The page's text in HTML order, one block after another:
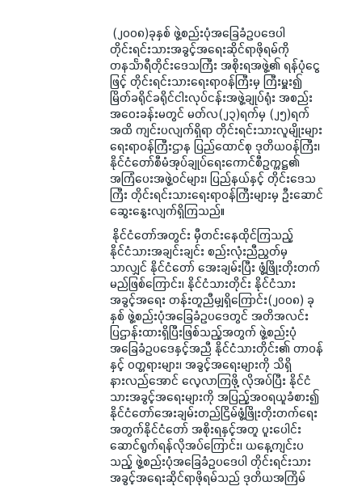
(၂၀၀၈)ခုနှစ် ဖွဲ့စည်းပုံအခြေခံဥပဒေပါ
တိုင်းရင်းသားအခွင့်အရေးဆိုင်ရာဖိုရမ်ကို
တနင်္သာရီတိုင်းဒေသကြီး အစိုးရအဖွဲ့၏ ရန်ပုံငွေ
ဖြင့် တိုင်းရင်းသားရေးရာဝန်ကြီးမှ ကြီးမှူး၍
မြိတ်ခရိုင်ခရိုင်ငါးလုပ်ငန်းအဖွဲ့ချုပ်ရုံး အစည်း
အဝေးခန်းမတွင် မတ်လ(၂၃)ရက်မှ (၂၅)ရက်
အထိ ကျင်းပလျက်ရှိရာ တိုင်းရင်းသားလူမျိုးများ
ရေးရာဝန်ကြီးဌာန ပြည်ထောင်စု ဒုတိယဝန်ကြီး၊
နိုင်ငံတော်စီမံအုပ်ချုပ်ရေးကောင်စီဥက္ကဋ္ဌ၏
အကြံပေးအဖွဲ့ဝင်များ၊ ပြည်နယ်နှင့် တိုင်းဒေသ
ကြီး တိုင်းရင်းသားရေးရာဝန်ကြီးများမှ ဦးဆောင်
ဆွေးနွေးလျက်ရှိကြသည်။
နိုင်ငံတော်အတွင်း မှီတင်းနေထိုင်ကြသည့်
နိုင်ငံသားအချင်းချင်း စည်းလုံးညီညွတ်မှ
သာလျှင် နိုင်ငံတော် အေးချမ်းပြီး ဖွံ့ဖြိုးတိုးတက်
မည်ဖြစ်ကြောင်း၊ နိုင်ငံသားတိုင်း နိုင်ငံသား
အခွင့်အရေး တန်းတူညီမျှရှိကြောင်း(၂၀၀၈) ခု
နှစ် ဖွဲ့စည်းပုံအခြေခံဥပဒေတွင် အတိအလင်း
ပြဌာန်းထားရှိပြီးဖြစ်သည့်အတွက် ဖွဲ့စည်းပုံ
အခြေခံဥပဒေနှင့်အညီ နိုင်ငံသားတိုင်း၏ တာဝန်
နှင့် ဝတ္တရားများ၊ အခွင့်အရေးများကို သိရှိ
နားလည်အောင် လေ့လာကြဖို့ လိုအပ်ပြီး နိုင်ငံ
သားအခွင့်အရေးများကို အပြည့်အဝရယူခံစား၍
နိုင်ငံတော်အေးချမ်းတည်ငြိမ်ဖွံ့ဖြိုးတိုးတက်ရေး
အတွက်နိုင်ငံတော် အစိုးရနှင့်အတူ ပူးပေါင်း
ဆောင်ရွက်ရန်လိုအပ်ကြောင်း၊ ယနေ့ကျင်းပ
သည့် ဖွဲ့စည်းပုံအခြေခံဥပဒေပါ တိုင်းရင်းသား
အခွင့်အရေးဆိုင်ရာဖိုရမ်သည် ဒုတိယအကြိမ်